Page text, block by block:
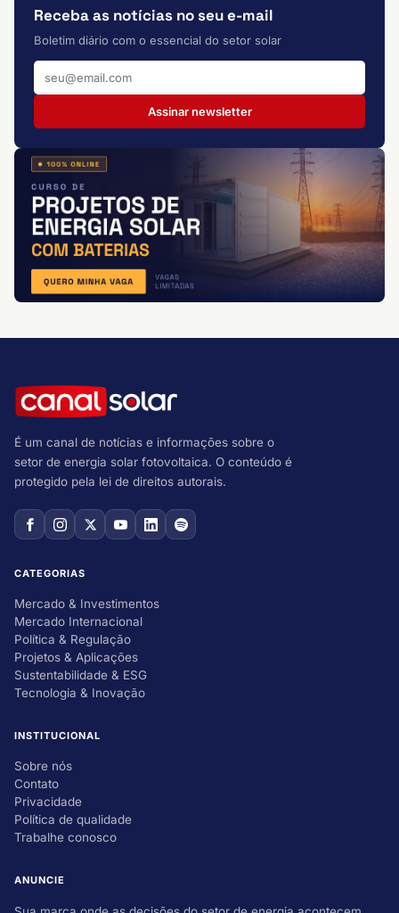
Receba as notícias no seu e-mail
Boletim diário com o essencial do setor solar
Assinar newsletter
É um canal de notícias e informações sobre o
setor de energia solar fotovoltaica. O conteúdo é
protegido pela lei de direitos autorais.
CATEGORIAS
Mercado & Investimentos
Mercado Internacional
Política & Regulação
Projetos & Aplicações
Sustentabilidade & ESG
Tecnologia & Inovação
INSTITUCIONAL
Sobre nós
Contato
Privacidade
Política de qualidade
Trabalhe conosco
ANUNCIE